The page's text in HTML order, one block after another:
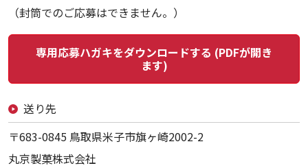
（封筒でのご応募はできません。）
専用応募ハガキをダウンロードする (PDFが開き
ます)
送り先
〒683-0845 鳥取県米子市旗ヶ崎2002-2
丸京製菓株式会社